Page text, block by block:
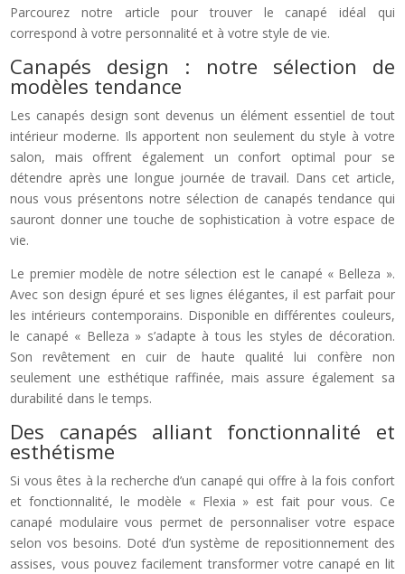
Parcourez notre article pour trouver le canapé idéal qui
correspond à votre personnalité et à votre style de vie.
Canapés design : notre sélection de
modèles tendance
Les canapés design sont devenus un élément essentiel de tout
intérieur moderne. Ils apportent non seulement du style à votre
salon, mais offrent également un confort optimal pour se
détendre après une longue journée de travail. Dans cet article,
nous vous présentons notre sélection de canapés tendance qui
sauront donner une touche de sophistication à votre espace de
vie.
Le premier modèle de notre sélection est le canapé « Belleza ».
Avec son design épuré et ses lignes élégantes, il est parfait pour
les intérieurs contemporains. Disponible en différentes couleurs,
le canapé « Belleza » s’adapte à tous les styles de décoration.
Son revêtement en cuir de haute qualité lui confère non
seulement une esthétique raffinée, mais assure également sa
durabilité dans le temps.
Des canapés alliant fonctionnalité et
esthétisme
Si vous êtes à la recherche d’un canapé qui offre à la fois confort
et fonctionnalité, le modèle « Flexia » est fait pour vous. Ce
canapé modulaire vous permet de personnaliser votre espace
selon vos besoins. Doté d’un système de repositionnement des
assises, vous pouvez facilement transformer votre canapé en lit